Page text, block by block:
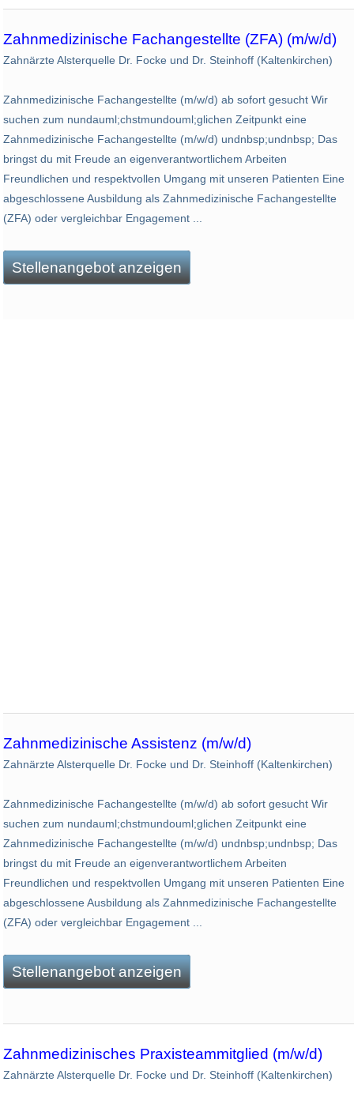
Zahnmedizinische Fachangestellte (ZFA) (m/w/d)
Zahnärzte Alsterquelle Dr. Focke und Dr. Steinhoff (Kaltenkirchen)
Zahnmedizinische Fachangestellte (m/w/d) ab sofort gesucht Wir
suchen zum nundauml;chstmundouml;glichen Zeitpunkt eine
Zahnmedizinische Fachangestellte (m/w/d) undnbsp;undnbsp; Das
bringst du mit Freude an eigenverantwortlichem Arbeiten
Freundlichen und respektvollen Umgang mit unseren Patienten Eine
abgeschlossene Ausbildung als Zahnmedizinische Fachangestellte
(ZFA) oder vergleichbar Engagement ...
Stellenangebot anzeigen
Zahnmedizinische Assistenz (m/w/d)
Zahnärzte Alsterquelle Dr. Focke und Dr. Steinhoff (Kaltenkirchen)
Zahnmedizinische Fachangestellte (m/w/d) ab sofort gesucht Wir
suchen zum nundauml;chstmundouml;glichen Zeitpunkt eine
Zahnmedizinische Fachangestellte (m/w/d) undnbsp;undnbsp; Das
bringst du mit Freude an eigenverantwortlichem Arbeiten
Freundlichen und respektvollen Umgang mit unseren Patienten Eine
abgeschlossene Ausbildung als Zahnmedizinische Fachangestellte
(ZFA) oder vergleichbar Engagement ...
Stellenangebot anzeigen
Zahnmedizinisches Praxisteammitglied (m/w/d)
Zahnärzte Alsterquelle Dr. Focke und Dr. Steinhoff (Kaltenkirchen)